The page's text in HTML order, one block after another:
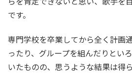
です。
専門学校を卒業してから全く計画
ったり、グループを組んだりとい
いたものの、思うような結果は得